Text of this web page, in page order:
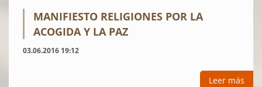
MANIFIESTO RELIGIONES POR LA
ACOGIDA Y LA PAZ
03.06.2016 19:12
Leer más